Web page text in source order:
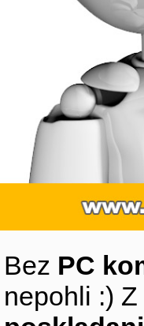
Bez PC
nepohli :)